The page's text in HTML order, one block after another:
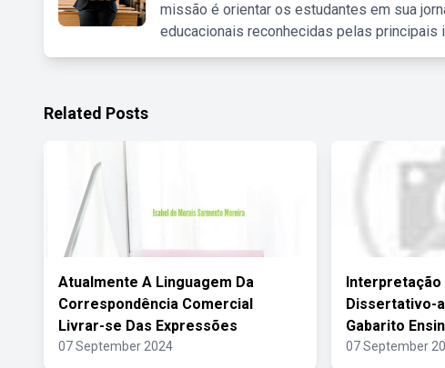
missão é orientar os estudantes em sua
educacionais reconhecidas pelas principais
Related Posts
Atualmente A Linguagem Da
Correspondência Comercial
Livrar-se Das Expressões
07 September 2024
Interpretação
Dissertativo-
Gabarito
07 September